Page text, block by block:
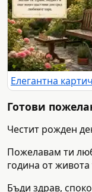
Готови
Честит рожден
Пожелавам ти
година от живота
Бъди здрав,